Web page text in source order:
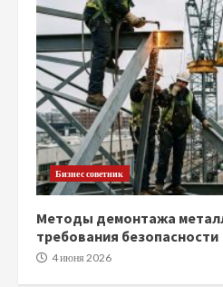
Бизнес советник
Методы демонтажа
требования безопасности
4 июня 2026